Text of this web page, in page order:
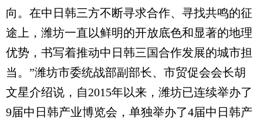
向。在中日韩三方不断寻求合作、寻找共鸣的征
途上，潍坊一直以鲜明的开放底色和显著的地理
优势，书写着推动中日韩三国合作发展的城市担
当。”潍坊市委统战部副部长、市贸促会会长胡
文星介绍说，自2015年以来，潍坊已连续举办了
9届中日韩产业博览会，单独举办了4届中日韩产